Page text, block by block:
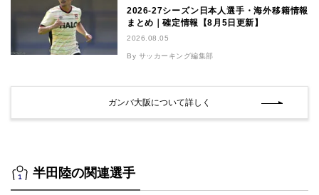
2026-27シーズン日本人選手・海外移籍情報
まとめ｜確定情報【8月5日更新】
2026.08.05
By サッカーキング編集部
ガンバ大阪について詳しく
半田陸の関連選手